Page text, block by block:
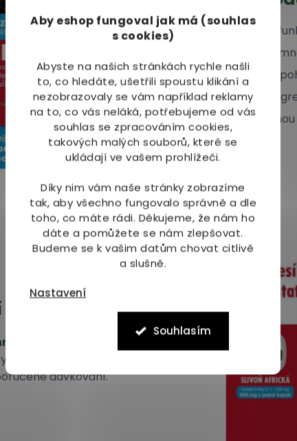
Aby eshop fungoval jak má (souhlas
s cookies)
Abyste na našich stránkách rychle našli
to, co hledáte, ušetřili spoustu klikání a
nezobrazovaly se vám například reklamy
na to, co vás neláká, potřebujeme od vás
souhlas se zpracováním cookies,
takových malých souborů, které se
ukládají ve vašem prohlížeči.
Díky nim vám naše stránky zobrazíme
tak, aby všechno fungovalo správně a dle
toho, co máte rádi. Děkujeme, že nám ho
dáte a pomůžete se nám zlepšovat.
Budeme se k vašim datům chovat citlivě
a slušně.
Nastavení
Souhlasím
Přispívá k normální
Obsahuje vyvážené
Podporuje celkovou
Obsahuje přírodní
Snadné užívání
dosáhli nejlepších
dávkování.